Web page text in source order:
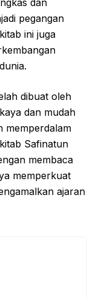
dan
pegangan
ini juga
dibuat oleh
dan mudah
memperdalam
Safinatun
membaca
memperkuat
ajaran